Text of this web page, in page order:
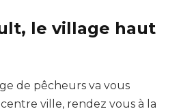
le village haut
de pêcheurs va vous
ville, rendez vous à la